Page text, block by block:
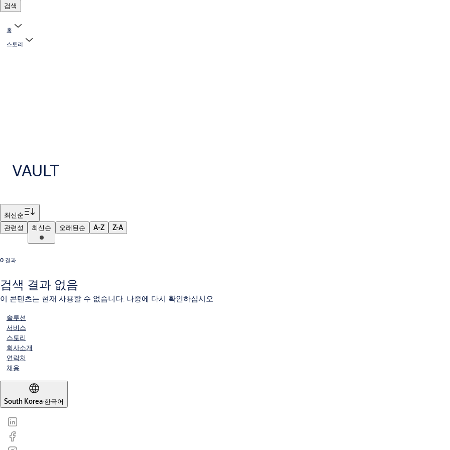
검색
홈
스토리
VAULT
터
최신순
관련성
최신순 오래된순 A-Z Z-A
0 결과
검색 결과 없음
이 콘텐츠는 현재 사용할 수 없습니다. 나중에 다시 확인하십시오
솔루션
서비스
스토리
회사소개
연락처
채용
South Korea·한국어